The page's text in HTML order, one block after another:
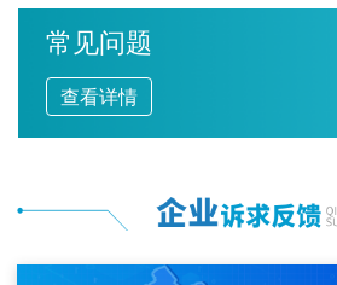
常见问题
查看详情